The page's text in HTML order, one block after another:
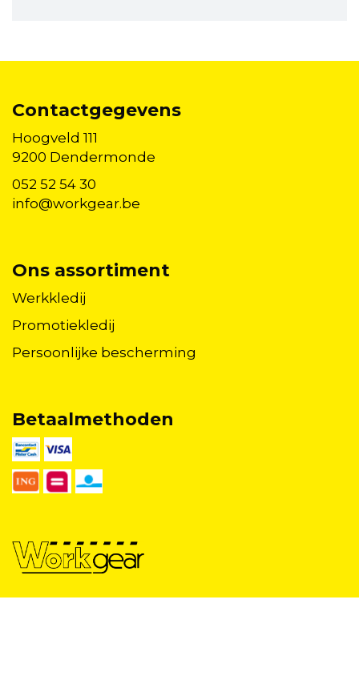
Contactgegevens
Hoogveld 111
9200 Dendermonde
052 52 54 30
info@workgear.be
Ons assortiment
Werkkledij
Promotiekledij
Persoonlijke bescherming
Betaalmethoden